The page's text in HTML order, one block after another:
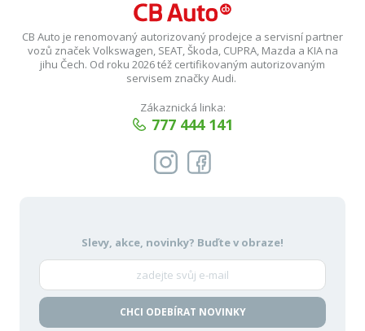
CB Auto je renomovaný autorizovaný prodejce a servisní partner
vozů značek Volkswagen, SEAT, Škoda, CUPRA, Mazda a KIA na
jihu Čech. Od roku 2026 též certifikovaným autorizovaným
servisem značky Audi.
Zákaznická linka:
777 444 141
Slevy, akce, novinky? Buďte v obraze!
CHCI ODEBÍRAT NOVINKY